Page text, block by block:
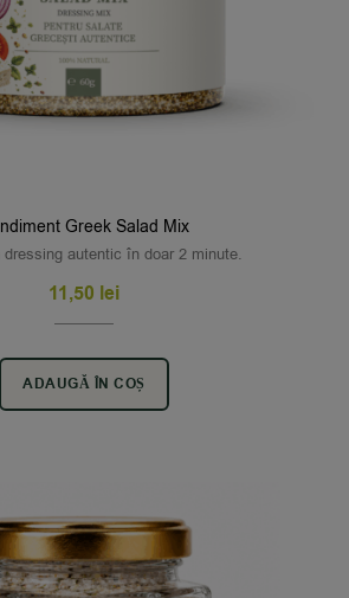
Greek Salad Mix
dressing autentic în doar 2 minute.
11,50 lei
ADAUGĂ ÎN COȘ